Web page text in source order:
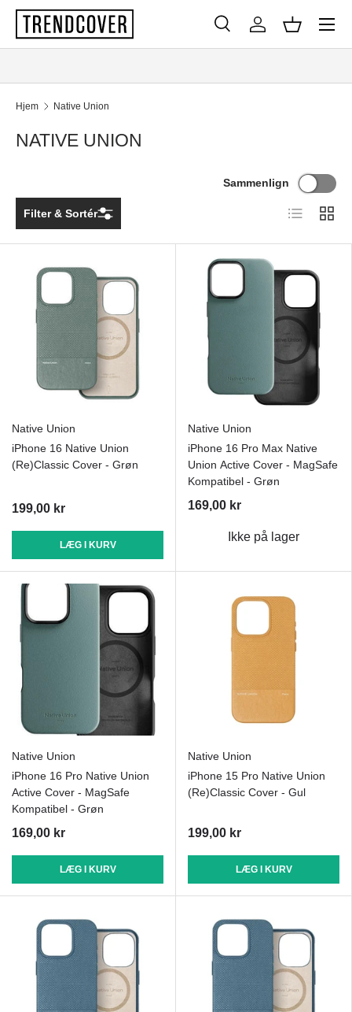
SPRING TIL INDHOLD
Søg
Søg Log indKurv
Menu
Hjem Native Union
NATIVE UNION
Filter & Sortér
Sammenlign
Liste Gitter
Native Union
iPhone 16 Native Union
(Re)Classic Cover - Grøn
199,00 kr
LÆG I KURV
Native Union
iPhone 16 Pro Max Native
Union Active Cover - MagSafe
Kompatibel - Grøn
169,00 kr
Ikke på lager
Native Union
iPhone 16 Pro Native Union
Active Cover - MagSafe
Kompatibel - Grøn
169,00 kr
LÆG I KURV
Native Union
iPhone 15 Pro Native Union
(Re)Classic Cover - Gul
199,00 kr
LÆG I KURV